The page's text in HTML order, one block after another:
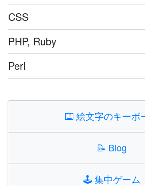
CSS
PHP, Ruby
Perl
⌨️絵文字のキーボ
📝 Blog
🕹️集中ゲーム